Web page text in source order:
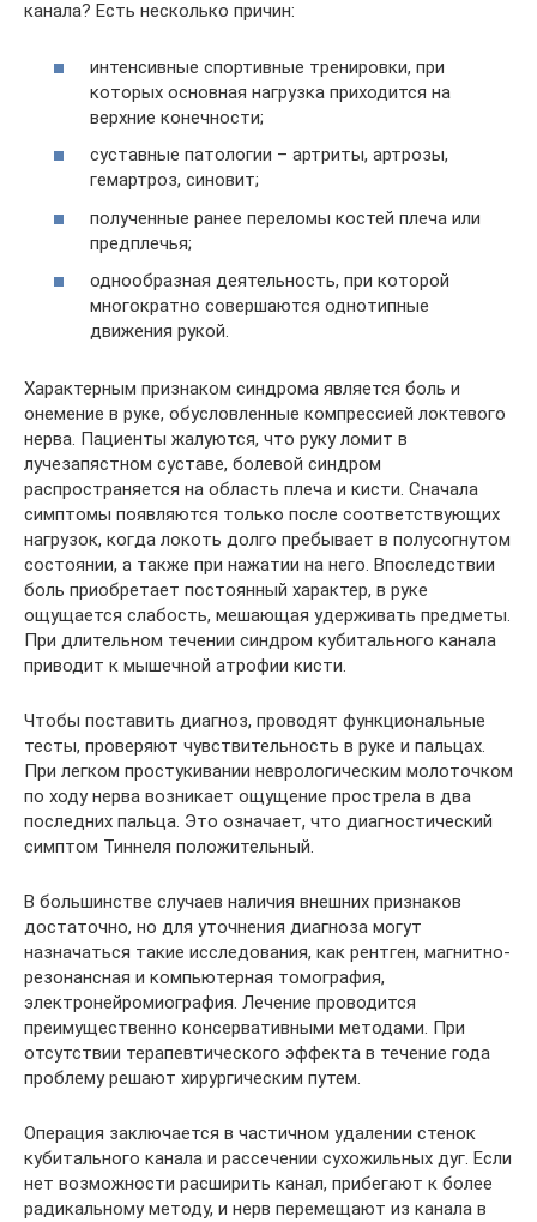
канала? Есть несколько причин:
интенсивные спортивные тренировки, при
которых основная нагрузка приходится на
верхние конечности;
суставные патологии – артриты, артрозы,
гемартроз, синовит;
полученные ранее переломы костей плеча или
предплечья;
однообразная деятельность, при которой
многократно совершаются однотипные
движения рукой.
Характерным признаком синдрома является боль и
онемение в руке, обусловленные компрессией локтевого
нерва. Пациенты жалуются, что руку ломит в
лучезапястном суставе, болевой синдром
распространяется на область плеча и кисти. Сначала
симптомы появляются только после соответствующих
нагрузок, когда локоть долго пребывает в полусогнутом
состоянии, а также при нажатии на него. Впоследствии
боль приобретает постоянный характер, в руке
ощущается слабость, мешающая удерживать предметы.
При длительном течении синдром кубитального канала
приводит к мышечной атрофии кисти.
Чтобы поставить диагноз, проводят функциональные
тесты, проверяют чувствительность в руке и пальцах.
При легком простукивании неврологическим молоточком
по ходу нерва возникает ощущение прострела в два
последних пальца. Это означает, что диагностический
симптом Тиннеля положительный.
В большинстве случаев наличия внешних признаков
достаточно, но для уточнения диагноза могут
назначаться такие исследования, как рентген, магнитно-
резонансная и компьютерная томография,
электронейромиография. Лечение проводится
преимущественно консервативными методами. При
отсутствии терапевтического эффекта в течение года
проблему решают хирургическим путем.
Операция заключается в частичном удалении стенок
кубитального канала и рассечении сухожильных дуг. Если
нет возможности расширить канал, прибегают к более
радикальному методу, и нерв перемещают из канала в